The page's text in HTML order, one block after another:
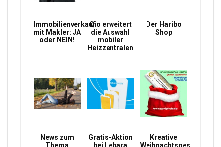
Immobilienverkauf
mit Makler: JA
oder NEIN!
Qio erweitert
die Auswahl
mobiler
Heizzentralen
Der Haribo
Shop
News zum
Thema
Gratis-Aktion
bei Lebara
Kreative
Weihnachtsgeschenke